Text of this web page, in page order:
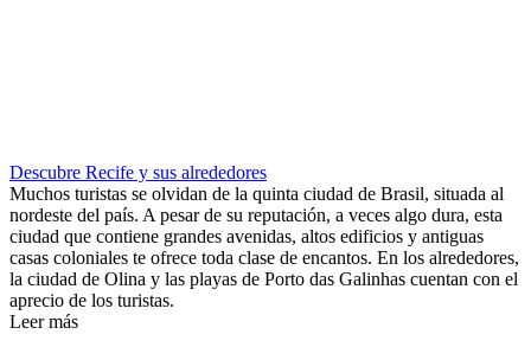
Descubre Recife y sus alrededores
Muchos turistas se olvidan de la quinta ciudad de Brasil, situada al
nordeste del país. A pesar de su reputación, a veces algo dura, esta
ciudad que contiene grandes avenidas, altos edificios y antiguas
casas coloniales te ofrece toda clase de encantos. En los alrededores,
la ciudad de Olina y las playas de Porto das Galinhas cuentan con el
aprecio de los turistas.
Leer más